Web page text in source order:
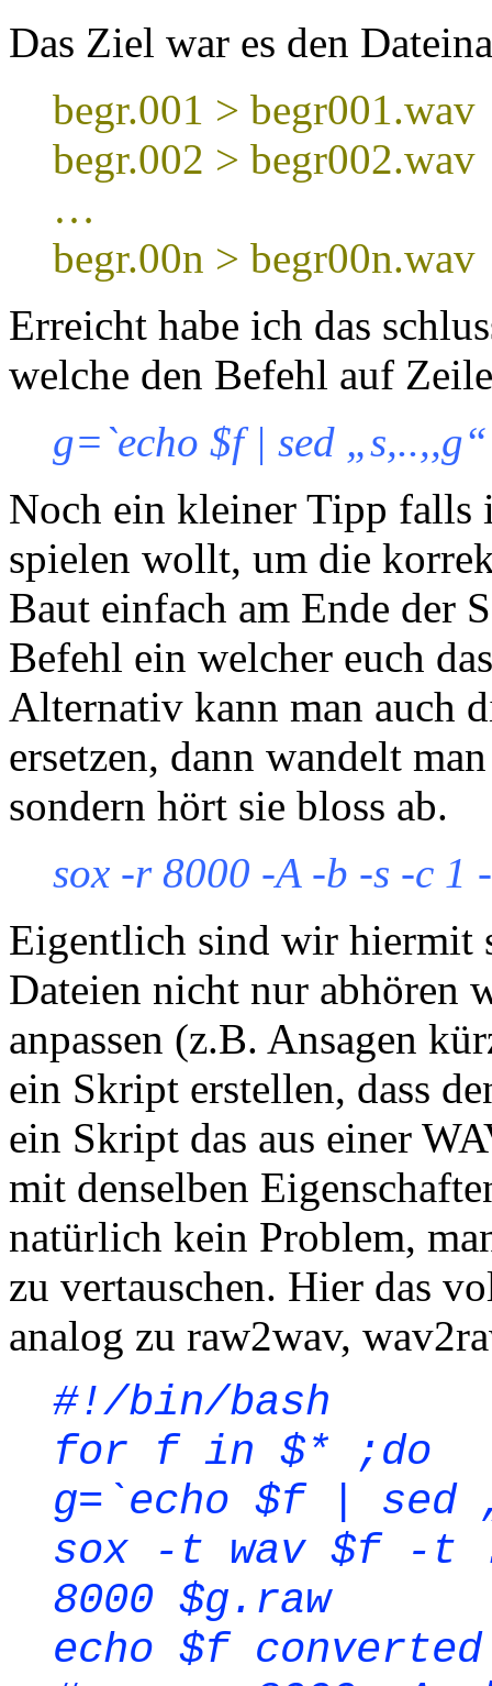
Das Ziel war es den
begr.001 > begr001.wav
begr.002 > begr002.wav
…
begr.00n > begr00n.wav
Erreicht habe ich das
welche den Befehl auf
g=`echo $f | sed
Noch ein kleiner Tipp
spielen wollt, um die
Baut einfach am Ende der
Befehl ein welcher euch
Alternativ kann man auch
ersetzen, dann wandelt
sondern hört sie bloss ab.
sox -r 8000 -A -b -s -c 1
Eigentlich sind wir hiermit
Dateien nicht nur abhören
anpassen (z.B. Ansagen
ein Skript erstellen, dass
ein Skript das aus einer
mit denselben
natürlich kein Problem,
zu vertauschen. Hier das
analog zu raw2wav,
#!/bin/bash
for f in $* ;do
g=`echo $f |
sox -t wav $f -
8000 $g.raw
echo $f converted